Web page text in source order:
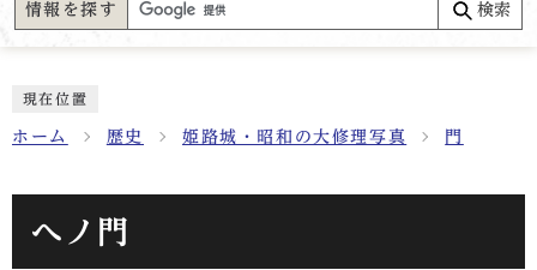
情報を探す 検索
現在位置
ホーム 歴史 姫路城・昭和の大修理写真 門
へノ門